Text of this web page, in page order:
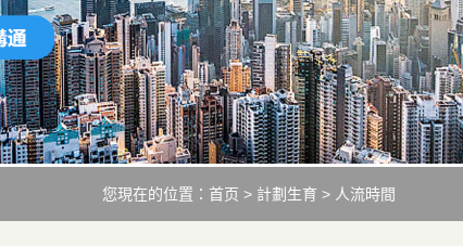
您現在的位置： 首页 > 計劃生育 > 人流時間